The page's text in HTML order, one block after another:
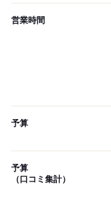
営業時間
予算
予算
（口コミ集計）